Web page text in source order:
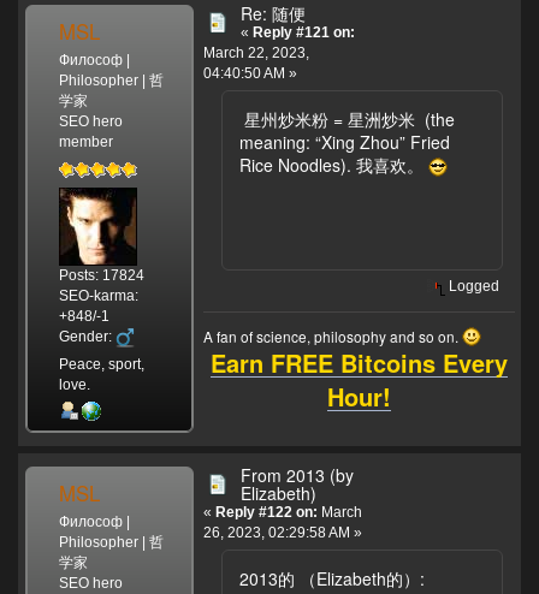
MSL
Философ |
Philosopher | 哲
学家
SEO hero
member
Posts: 17824
SEO-karma:
+848/-1
Gender:
Peace, sport,
love.
Re: 随便
« Reply #121 on:
March 22, 2023,
04:40:50 AM »
星州炒米粉 = 星洲炒米 (the
meaning: “Xing Zhou” Fried
Rice Noodles). 我喜欢。
Logged
A fan of science, philosophy and so on.
Earn FREE Bitcoins Every
Hour!
MSL
Философ |
Philosopher | 哲
学家
SEO hero
From 2013 (by
Elizabeth)
« Reply #122 on: March
26, 2023, 02:29:58 AM »
2013的 （Elizabeth的）: